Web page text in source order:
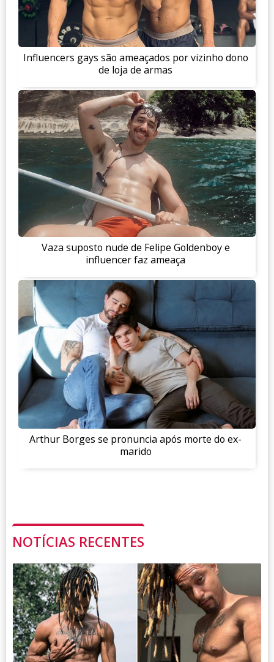
Influencers gays são ameaçados por vizinho dono
de loja de armas
Vaza suposto nude de Felipe Goldenboy e
influencer faz ameaça
Arthur Borges se pronuncia após morte do ex-
marido
NOTÍCIAS RECENTES